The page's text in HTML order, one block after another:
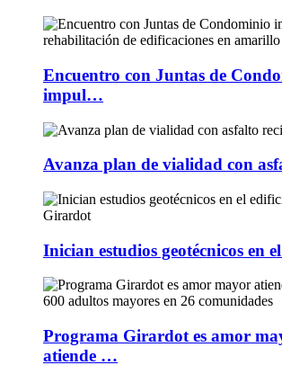
Encuentro con Juntas de
impul…
Avanza plan de vialidad con
Inician estudios geotécnicos en
Programa Girardot es amor
atiende …